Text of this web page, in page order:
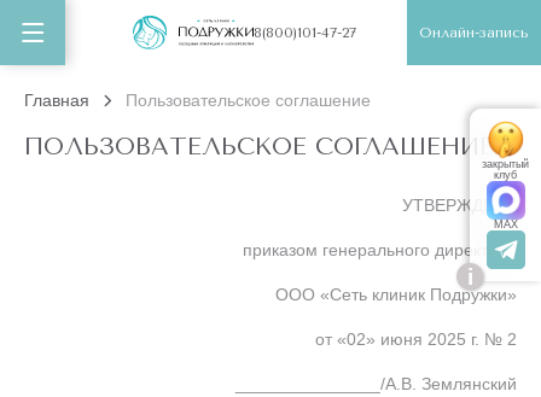
8(800)101-47-27 Онлайн-запись
Главная Пользовательское соглашение
ПОЛЬЗОВАТЕЛЬСКОЕ СОГЛАШЕНИЕ
УТВЕРЖДЕНА
приказом генерального директора
ООО «Сеть клиник Подружки»
от «02» июня 2025 г. № 2
_______________/А.В. Землянский
i
закрытый
клуб
MAX